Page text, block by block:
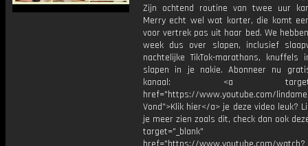
Zijn ochtend routine van twee uur
Merry echt wel wat korter, die komt
voor vertrek pas uit haar bed. We
week dus over slapen, inclusief
nachtelijke TikTok-marathons, knuffels
slapen in je nakie. Abonneer nu
kanaal: <a
href="https://www.youtube.com/
Vond">Klik hier</a> je deze video leuk?
je meer zien zoals dit, check dan ook
target="_blank"